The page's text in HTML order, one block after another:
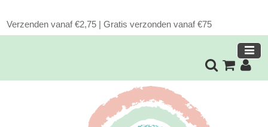
Verzenden vanaf €2,75 | Gratis verzonden vanaf €75